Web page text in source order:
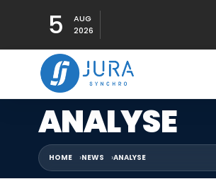
5
AUG
2026
ANALYSE
HOME NEWS ANALYSE